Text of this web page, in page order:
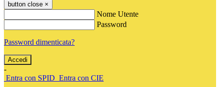
button close ×
Nome Utente
Password
Password dimenticata?
-
Entra con SPID Entra con CIE